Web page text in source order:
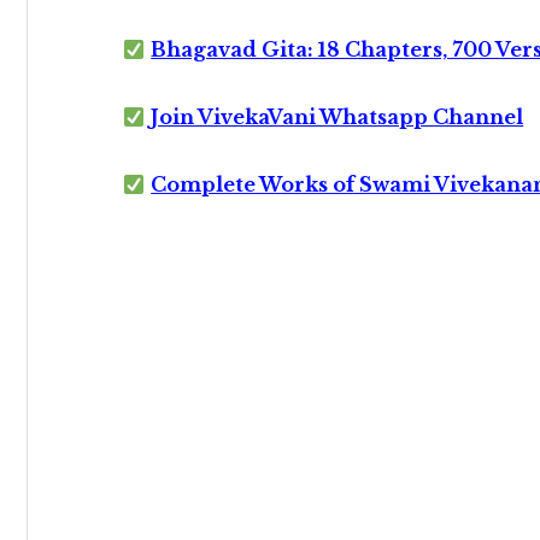
Bhagavad Gita: 18 Chapters, 700
Join VivekaVani Whatsapp Channel
Complete Works of Swami